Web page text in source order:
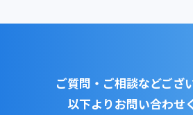
ご質問・ご相談などござ
以下よりお問い合わせ